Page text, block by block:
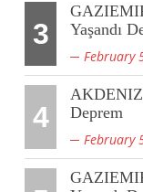
3
Yaşandı
February
4
AKDENIZ
Deprem
February